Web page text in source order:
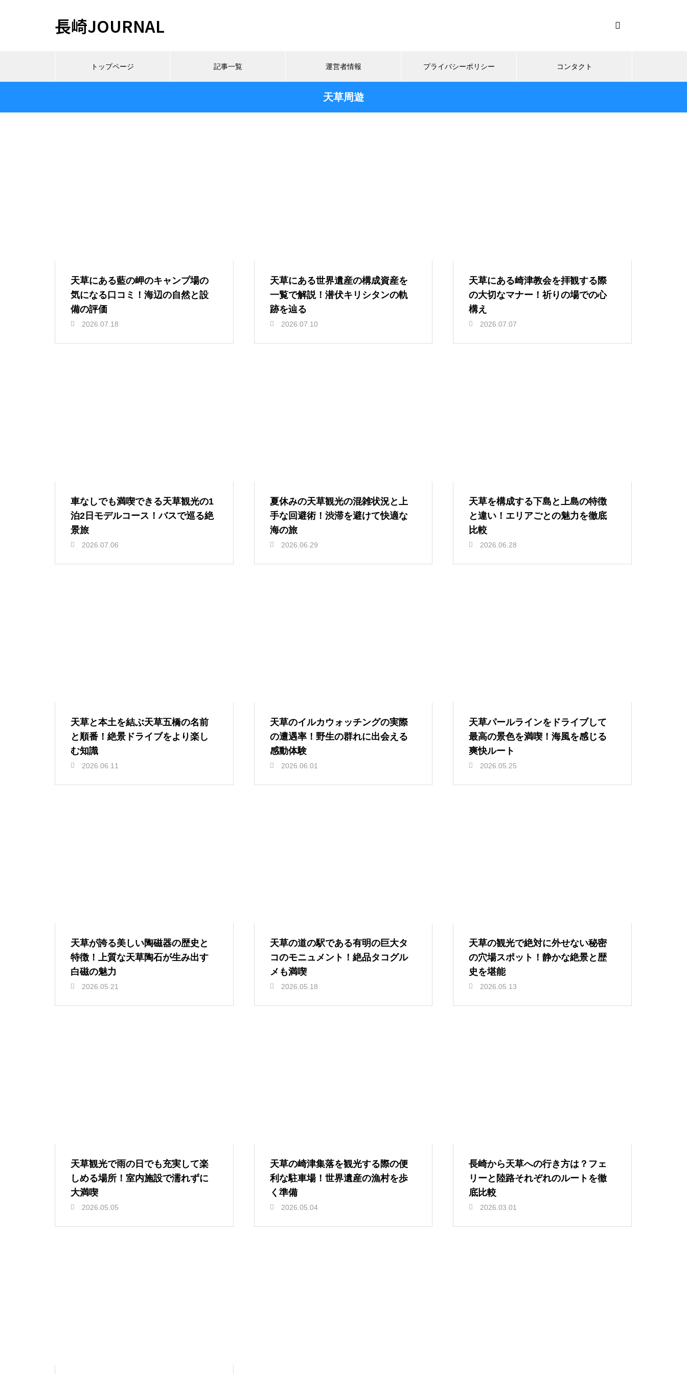
長崎JOURNAL
トップページ 記事一覧 運営者情報 プライバシーポリシー コンタクト
天草周遊
天草にある藍の岬のキャンプ場の
気になる口コミ！海辺の自然と設
備の評価
2026.07.18
天草にある世界遺産の構成資産を
一覧で解説！潜伏キリシタンの軌
跡を辿る
2026.07.10
天草にある崎津教会を拝観する際
の大切なマナー！祈りの場での心
構え
2026.07.07
車なしでも満喫できる天草観光の1
泊2日モデルコース！バスで巡る絶
景旅
2026.07.06
夏休みの天草観光の混雑状況と上
手な回避術！渋滞を避けて快適な
海の旅
2026.06.29
天草を構成する下島と上島の特徴
と違い！エリアごとの魅力を徹底
比較
2026.06.28
天草と本土を結ぶ天草五橋の名前
と順番！絶景ドライブをより楽し
む知識
2026.06.11
天草のイルカウォッチングの実際
の遭遇率！野生の群れに出会える
感動体験
2026.06.01
天草パールラインをドライブして
最高の景色を満喫！海風を感じる
爽快ルート
2026.05.25
天草が誇る美しい陶磁器の歴史と
特徴！上質な天草陶石が生み出す
白磁の魅力
2026.05.21
天草の道の駅である有明の巨大タ
コのモニュメント！絶品タコグル
メも満喫
2026.05.18
天草の観光で絶対に外せない秘密
の穴場スポット！静かな絶景と歴
史を堪能
2026.05.13
天草観光で雨の日でも充実して楽
しめる場所！室内施設で濡れずに
大満喫
2026.05.05
天草の崎津集落を観光する際の便
利な駐車場！世界遺産の漁村を歩
く準備
2026.05.04
長崎から天草への行き方は？フェ
リーと陸路それぞれのルートを徹
底比較
2026.03.01